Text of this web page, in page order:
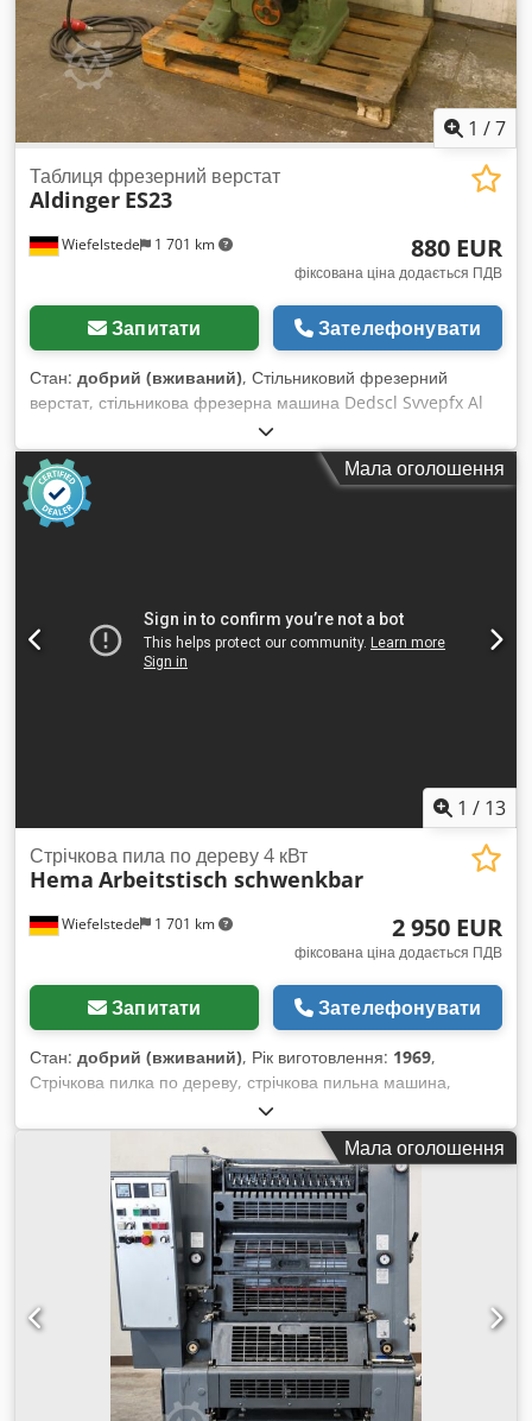
1 /7
Wiefelstede 1 701 km
Таблиця фрезерний верстат
Aldinger ES23
880 EUR
фіксована ціна додається ПДВ
Запитати Зателефонувати
Стан: добрий (вживаний), Стільниковий фрезерний
верстат, стільникова фрезерна машина Dedscl Svvepfx Al
Rjck - Стільниковий фрезерний верстат: зі стаціонарним
шпинделем - Оброти: об/хв - Потужність двигуна: кВт -
Габаритні розміри: 1000/1870/В1040 мм - Вага: 560 кг
Мала оголошення
1 / 13
Wiefelstede 1 701 km
Стрічкова пила по дереву 4 кВт
Hema Arbeitstisch schwenkbar
2 950 EUR
фіксована ціна додається ПДВ
Запитати Зателефонувати
Стан: добрий (вживаний), Рік виготовлення: 1969,
Стрічкова пилка по дереву, стрічкова пильна машина,
вертикальна стрічкова пилка - Виробник: Hema Paul &
Gotthilf Heermann, вертикальна стрічкова пилка Dodpfx
Aloh N Thwe Rock - Модель: на жаль, без позначення
моделі - Привід: 4 кВт - Максимальна ширина різу: 785 мм -
Максимальна висота різу: 475 мм - Довжина пильного
полотна: 5600 мм - Робочий стіл: поворотний - Двигун з
гальмом - Габаритні розміри: 1600/1020/В2430 мм -
Загальна вага: 794 кг
Мала оголошення